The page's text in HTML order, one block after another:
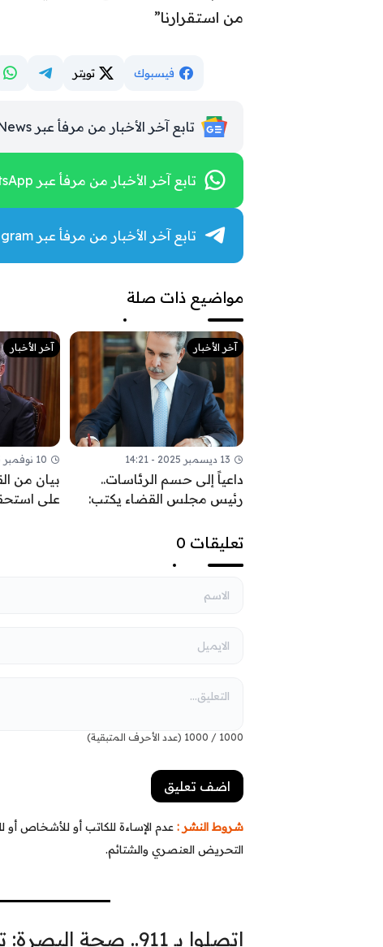
من استقرارنا”
فيسبوك تويتر
تابع آخر الأخبار من مرفأ عبر Google News
تابع آخر الأخبار من مرفأ عبر WhatsApp
تابع آخر الأخبار من مرفأ عبر Telegram
مواضيع ذات صلة
آخر الأخبار
13 ديسمبر 2025 - 14:21
داعياً إلى حسم الرئاسات..
رئيس مجلس القضاء يكتب:
آخر الأخبار
10 نوفمبر 2025 - 09:52
بيان من
على
تعليقات 0
1000
/
1000 (عدد الأحرف المتبقية)
شروط النشر : عدم الإساءة للكاتب أو للأشخاص أو
التحريض العنصري والشتائم.